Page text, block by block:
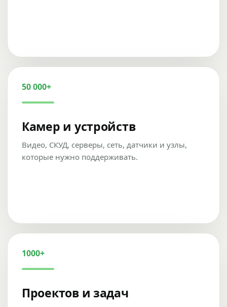
50 000+
Камер и устройств
Видео, СКУД, серверы, сеть, датчики и узлы,
которые нужно поддерживать.
1000+
Проектов и задач